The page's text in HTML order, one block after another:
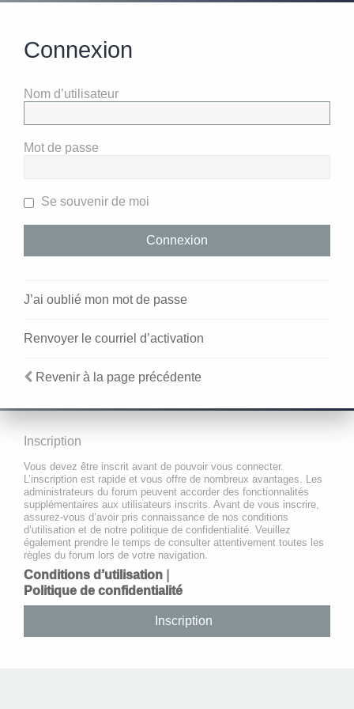
Connexion
Nom d’utilisateur
Mot de passe
Se souvenir de moi
J’ai oublié mon mot de passe
Renvoyer le courriel d’activation
Revenir à la page précédente
Inscription
Vous devez être inscrit avant de pouvoir vous connecter.
L’inscription est rapide et vous offre de nombreux avantages. Les
administrateurs du forum peuvent accorder des fonctionnalités
supplémentaires aux utilisateurs inscrits. Avant de vous inscrire,
assurez-vous d’avoir pris connaissance de nos conditions
d’utilisation et de notre politique de confidentialité. Veuillez
également prendre le temps de consulter attentivement toutes les
règles du forum lors de votre navigation.
Conditions d’utilisation
Politique de confidentialité
Inscription